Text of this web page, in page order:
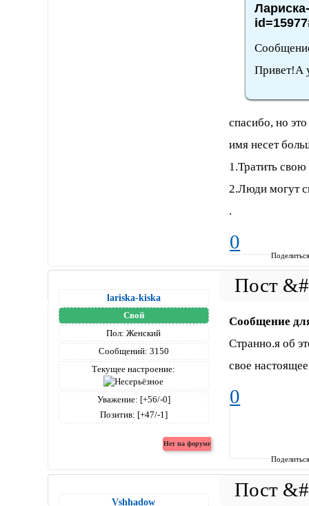
Привет!А
спасибо, но
имя несет
1.Тратить
2.Люди могут
.
0
lariska-kiska
Свой
Пол: Женский
Сообщений: 3150
Текущее настроение:
Уважение: [+56/-0]
Позитив: [+47/-1]
Сообщение
Странно.я об
свое
0
Vshhadow